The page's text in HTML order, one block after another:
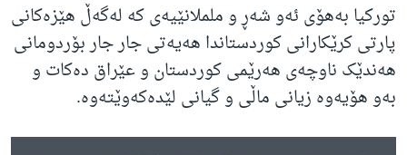
تورکیا بەهۆی ئەو شەڕ و ململانێیەی کە لەگەڵ هێزەکانی
پارتی کرێکارانی کوردستاندا هەیەتی جار جار بۆردومانی
هەندێک ناوچەی هەرێمی کوردستان و عێراق دەکات و
بەو هۆیەوە زیانی ماڵی و گیانی لێدەکەوێتەوە.